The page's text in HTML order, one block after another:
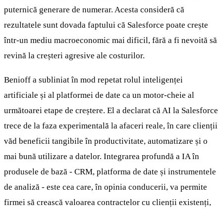
puternică generare de numerar. Acesta consideră că
rezultatele sunt dovada faptului că Salesforce poate crește
într-un mediu macroeconomic mai dificil, fără a fi nevoită să
revină la creșteri agresive ale costurilor.
Benioff a subliniat în mod repetat rolul inteligenței
artificiale și al platformei de date ca un motor-cheie al
următoarei etape de creștere. El a declarat că AI la Salesforce
trece de la faza experimentală la afaceri reale, în care clienții
văd beneficii tangibile în productivitate, automatizare și o
mai bună utilizare a datelor. Integrarea profundă a IA în
produsele de bază - CRM, platforma de date și instrumentele
de analiză - este cea care, în opinia conducerii, va permite
firmei să crească valoarea contractelor cu clienții existenți,